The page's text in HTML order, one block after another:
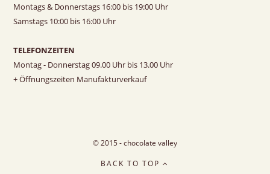
Montags & Donnerstags 16:00 bis 19:00 Uhr
Samstags 10:00 bis 16:00 Uhr
TELEFONZEITEN
Montag - Donnerstag 09.00 Uhr bis 13.00 Uhr
+ Öffnungszeiten Manufakturverkauf
© 2015 - chocolate valley
BACK TO TOP